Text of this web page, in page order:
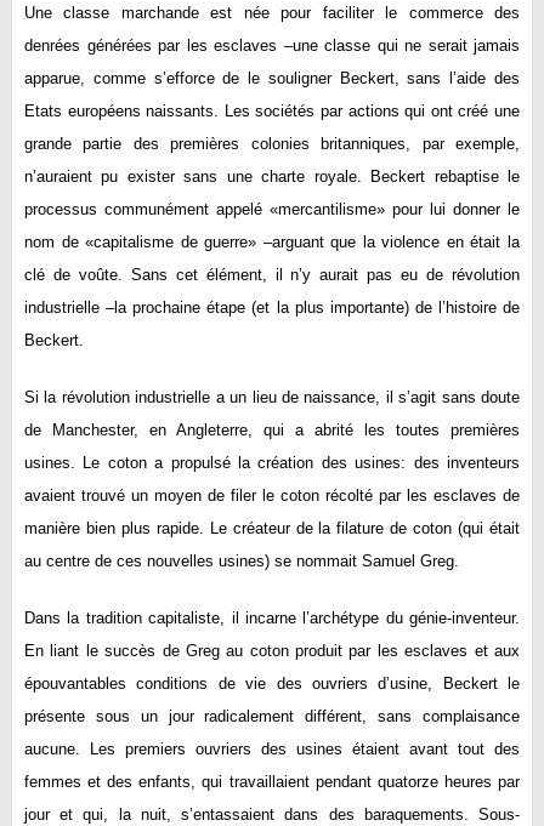
Une classe marchande est née pour faciliter le commerce des
denrées générées par les esclaves –une classe qui ne serait jamais
apparue, comme s’efforce de le souligner Beckert, sans l’aide des
Etats européens naissants. Les sociétés par actions qui ont créé une
grande partie des premières colonies britanniques, par exemple,
n’auraient pu exister sans une charte royale. Beckert rebaptise le
processus communément appelé «mercantilisme» pour lui donner le
nom de «capitalisme de guerre» –arguant que la violence en était la
clé de voûte. Sans cet élément, il n’y aurait pas eu de révolution
industrielle –la prochaine étape (et la plus importante) de l’histoire de
Beckert.
Si la révolution industrielle a un lieu de naissance, il s’agit sans doute
de Manchester, en Angleterre, qui a abrité les toutes premières
usines. Le coton a propulsé la création des usines: des inventeurs
avaient trouvé un moyen de filer le coton récolté par les esclaves de
manière bien plus rapide. Le créateur de la filature de coton (qui était
au centre de ces nouvelles usines) se nommait Samuel Greg.
Dans la tradition capitaliste, il incarne l’archétype du génie-inventeur.
En liant le succès de Greg au coton produit par les esclaves et aux
épouvantables conditions de vie des ouvriers d’usine, Beckert le
présente sous un jour radicalement différent, sans complaisance
aucune. Les premiers ouvriers des usines étaient avant tout des
femmes et des enfants, qui travaillaient pendant quatorze heures par
jour et qui, la nuit, s’entassaient dans des baraquements. Sous-